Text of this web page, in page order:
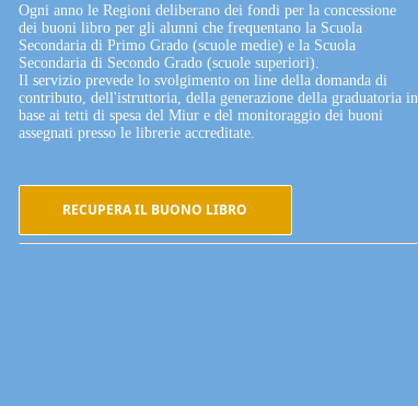
Ogni anno le Regioni deliberano dei fondi per la concessione
dei buoni libro per gli alunni che frequentano la Scuola
Secondaria di Primo Grado (scuole medie) e la Scuola
Secondaria di Secondo Grado (scuole superiori).
Il servizio prevede lo svolgimento on line della domanda di
contributo, dell'istruttoria, della generazione della graduatoria in
base ai tetti di spesa del Miur e del monitoraggio dei buoni
assegnati presso le librerie accreditate.
RECUPERA IL BUONO LIBRO